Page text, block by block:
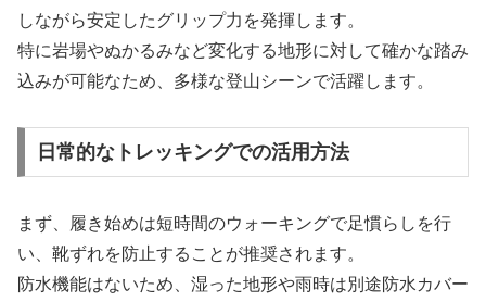
しながら安定したグリップ力を発揮します。
特に岩場やぬかるみなど変化する地形に対して確かな踏み
込みが可能なため、多様な登山シーンで活躍します。
日常的なトレッキングでの活用方法
まず、履き始めは短時間のウォーキングで足慣らしを行
い、靴ずれを防止することが推奨されます。
防水機能はないため、湿った地形や雨時は別途防水カバー